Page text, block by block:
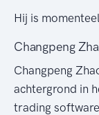
Hij is
Changpeng
Changpeng
achtergrond in
trading